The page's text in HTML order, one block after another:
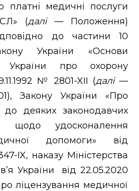
платні медичні послуги
(далі— Положення)
до частини 10
України «Основи
України про охорону
№ 2801-XII (далі—
Закону України «Про
до деяких законодавчих
щодо удосконалення
допомоги» від
IX, наказу Міністерства
України від 22.05.2020
ліцензування медичної